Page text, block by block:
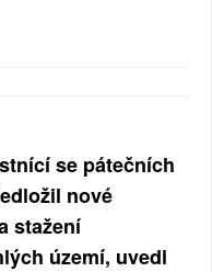
se pátečních
nové
stažení
území, uvedl